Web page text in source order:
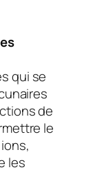
qui se
de
le
les